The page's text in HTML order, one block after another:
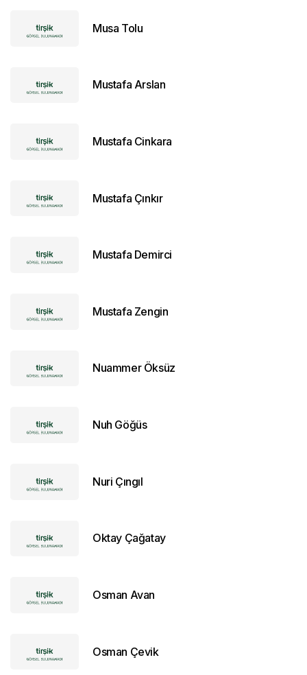
Musa Tolu
Mustafa Arslan
Mustafa Cinkara
Mustafa Çınkır
Mustafa Demirci
Mustafa Zengin
Nuammer Öksüz
Nuh Göğüs
Nuri Çıngıl
Oktay Çağatay
Osman Avan
Osman Çevik